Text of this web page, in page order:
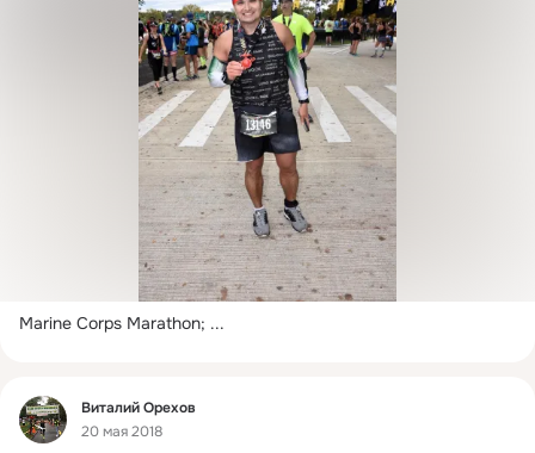
Marine Corps Marathon; ...
Фид
Виталий Орехов
20 мая 2018